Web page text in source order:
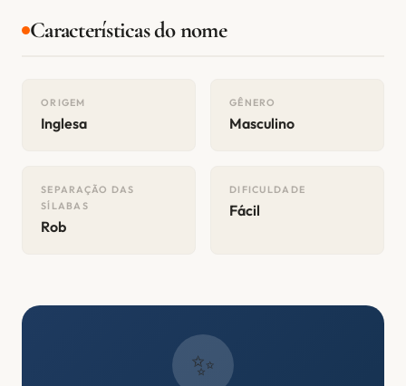
Características do nome
ORIGEM
Inglesa
GÊNERO
Masculino
SEPARAÇÃO DAS
SÍLABAS
Rob
DIFICULDADE
Fácil
✨